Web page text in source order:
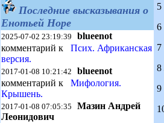
Последние высказывания о
Енотьей Норе
2025-07-02 23:19:39 blueenot
комментарий к Псих. Африканская
версия.
2017-01-08 10:21:42 blueenot
комментарий к Мифология.
Крышень.
2017-01-08 07:05:35 Мазин Андрей
Леонидович
5
6
7
8
9